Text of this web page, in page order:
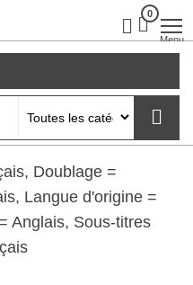
0
Menu
Doublage =
Langue d'origine =
Anglais, Sous-titres